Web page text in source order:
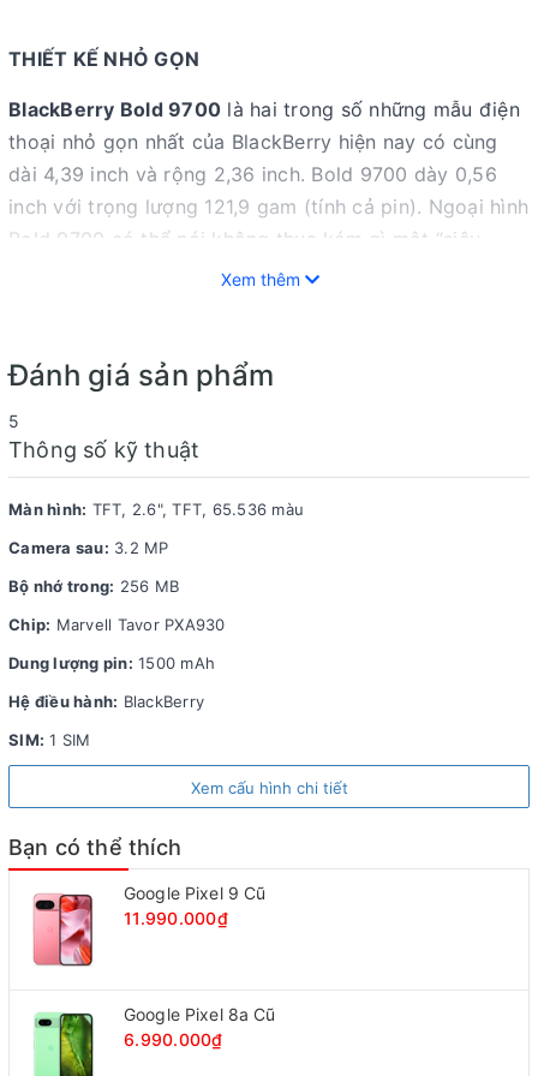
THIẾT KẾ NHỎ GỌN
BlackBerry Bold 9700 là hai trong số những mẫu điện
thoại nhỏ gọn nhất của BlackBerry hiện nay có cùng
dài 4,39 inch và rộng 2,36 inch. Bold 9700 dày 0,56
inch với trọng lượng 121,9 gam (tính cả pin). Ngoại hình
Bold 9700 có thể nói không thua kém gì một “siêu
TRACKPAD THAY THẾ TRACKBALL CỰC TIỆN DỤNG
BlackBerry Bold 9700 sử dụng TrackPad cảm quang.
Đây được xem là một cải tiến khá thú vị của 9700 so
với những dòng điện thoại ra đời trước đó, bạn có thể
sử dụng ngón tay để điều khiển Trackpad như khi di
chuột trên laptop với độ chính xác và tiện dụng cao.
PIN DUNG LƯỢNG CAO
Pin củaBold 9700 có dung lượng 1.500 mAh đủ để
đàm thoại trong 6 giờ hoặc đặt máy chế độ chờ trong
Xem thêm
Đánh giá sản phẩm
5
Thông số kỹ thuật
Màn hình: TFT, 2.6", TFT, 65.536 màu
Camera sau: 3.2 MP
Bộ nhớ trong: 256 MB
Chip: Marvell Tavor PXA930
Dung lượng pin: 1500 mAh
Hệ điều hành: BlackBerry
SIM: 1 SIM
Xem cấu hình chi tiết
Bạn có thể thích
Google Pixel 9 Cũ
11.990.000₫
Google Pixel 8a Cũ
6.990.000₫